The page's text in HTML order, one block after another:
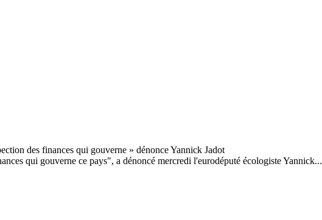
qui gouverne ce pays", a dénoncé mercredi l'eurodéputé écologiste Yannick...